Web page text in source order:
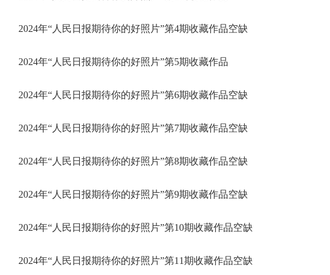
2024年“人民日报期待你的好照片”第4期收藏作品空缺
2024年“人民日报期待你的好照片”第5期收藏作品
2024年“人民日报期待你的好照片”第6期收藏作品空缺
2024年“人民日报期待你的好照片”第7期收藏作品空缺
2024年“人民日报期待你的好照片”第8期收藏作品空缺
2024年“人民日报期待你的好照片”第9期收藏作品空缺
2024年“人民日报期待你的好照片”第10期收藏作品空缺
2024年“人民日报期待你的好照片”第11期收藏作品空缺